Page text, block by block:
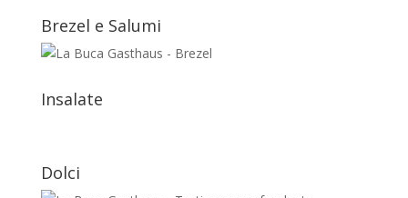
Brezel e Salumi
Insalate
Dolci